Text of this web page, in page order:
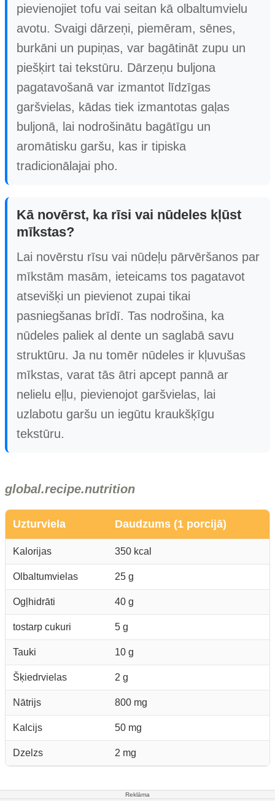
pievienojiet tofu vai seitan kā olbaltumvielu
avotu. Svaigi dārzeņi, piemēram, sēnes,
burkāni un pupiņas, var bagātināt zupu un
piešķirt tai tekstūru. Dārzeņu buljona
pagatavošanā var izmantot līdzīgas
garšvielas, kādas tiek izmantotas gaļas
buljonā, lai nodrošinātu bagātīgu un
aromātisku garšu, kas ir tipiska
tradicionālajai pho.
Kā novērst, ka rīsi vai nūdeles kļūst
mīkstas?
Lai novērstu rīsu vai nūdeļu pārvēršanos par
mīkstām masām, ieteicams tos pagatavot
atsevišķi un pievienot zupai tikai
pasniegšanas brīdī. Tas nodrošina, ka
nūdeles paliek al dente un saglabā savu
struktūru. Ja nu tomēr nūdeles ir kļuvušas
mīkstas, varat tās ātri apcept pannā ar
nelielu eļļu, pievienojot garšvielas, lai
uzlabotu garšu un iegūtu kraukšķīgu
tekstūru.
global.recipe.nutrition
Uzturviela Daudzums (1 porcijā)
Kalorijas 350 kcal
Olbaltumvielas 25 g
Ogļhidrāti 40 g
tostarp cukuri 5 g
Tauki 10 g
Šķiedrvielas 2 g
Nātrijs 800 mg
Kalcijs 50 mg
Dzelzs 2 mg
Reklāma